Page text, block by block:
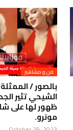
فن و مشاهير
بالصور /
الشيحي تثير
ظهور لها على
مونرو.